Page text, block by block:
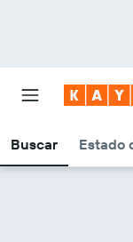
Buscar Estado